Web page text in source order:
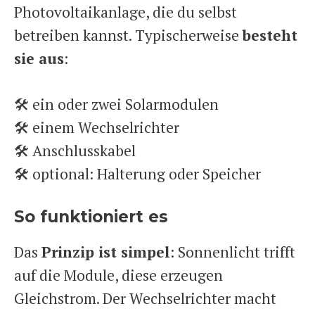
Photovoltaikanlage, die du selbst
betreiben kannst. Typischerweisebesteht
sie aus:
🛠️ ein oder zwei Solarmodulen
🛠️ einem Wechselrichter
🛠️ Anschlusskabel
🛠️ optional: Halterung oder Speicher
So funktioniert es
Das Prinzip ist simpel: Sonnenlicht trifft
auf die Module, diese erzeugen
Gleichstrom. Der Wechselrichter macht